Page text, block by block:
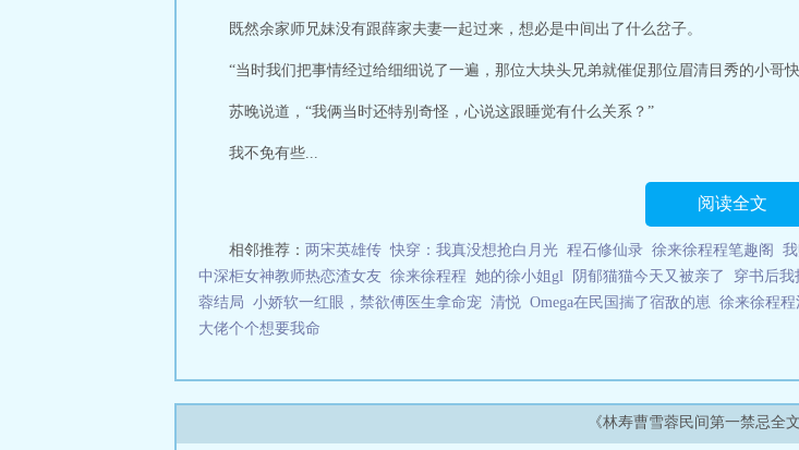
既然余家师兄妹没有跟薛家夫妻一起过来，想必是中间出了什么岔子。
“当时我们把事情经过给细细说了一遍，那位大块头兄弟就催促那位眉清目秀的小哥
苏晚说道，“我俩当时还特别奇怪，心说这跟睡觉有什么关系？”
我不免有些...
阅读全文
相邻推荐： 两宋英雄传 快穿：我真没想抢白月光 程石修仙录 徐来徐程程笔趣阁
中深柜女神教师热恋渣女友 徐来徐程程 她的徐小姐gl 阴郁猫猫今天又被亲了 穿书后我
蓉结局 小娇软一红眼，禁欲傅医生拿命宠 清悦 Omega在民国揣了宿敌的崽 徐来徐程
大佬个个想要我命
《林寿曹雪蓉民间第一禁忌全